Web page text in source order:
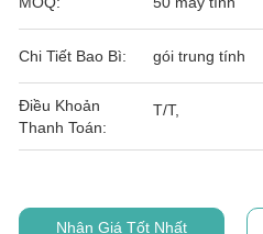
Chi Tiết Bao Bì: gói trung tính
Điều Khoản
Thanh Toán:
T/T,
Nhận Giá Tốt Nhất